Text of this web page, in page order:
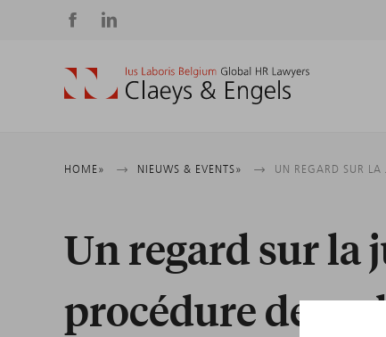
Social
media
Kruimelpad
HOME NIEUWS & EVENTS UN REGARD SUR LA
Un regard sur la
procédure de